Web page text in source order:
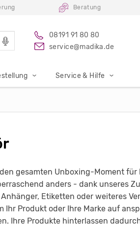
Beratung
08191 91 80 80
service@madika.de
Service & Hilfe
gesamten Unboxing-Moment für
anders - dank unseres
Etiketten oder weiteres
Ihr Produkt oder Ihre Marke auf
Ihre Produkte hinterlassen